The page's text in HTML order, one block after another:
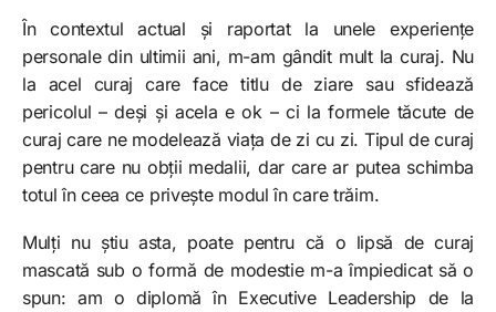
În contextul actual și raportat la unele experiențe
personale din ultimii ani, m-am gândit mult la curaj. Nu
la acel curaj care face titlu de ziare sau sfidează
pericolul – deși și acela e ok – ci la formele tăcute de
curaj care ne modelează viața de zi cu zi. Tipul de curaj
pentru care nu obții medalii, dar care ar putea schimba
totul în ceea ce privește modul în care trăim.
Mulți nu știu asta, poate pentru că o lipsă de curaj
mascată sub o formă de modestie m-a împiedicat să o
spun: am o diplomă în Executive Leadership de la